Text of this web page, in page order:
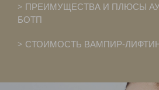
ПРЕИМУЩЕСТВА И ПЛЮСЫ
БОТП
СТОИМОСТЬ ВАМПИР-